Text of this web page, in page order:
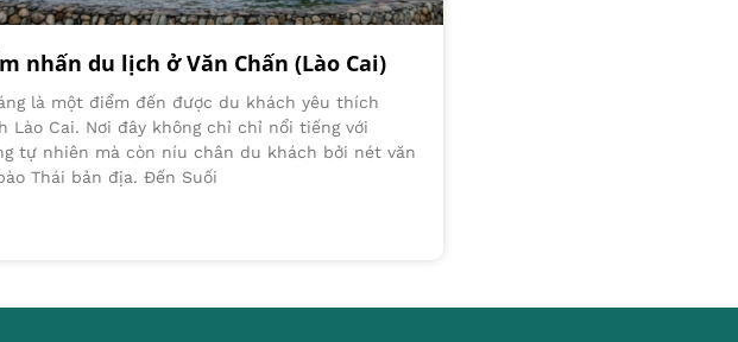
nhấn du lịch ở Văn Chấn (Lào Cai)
là một điểm đến được du khách yêu thích
Lào Cai. Nơi đây không chỉ chỉ nổi tiếng với
tự nhiên mà còn níu chân du khách bởi nét văn
Thái bản địa. Đến Suối